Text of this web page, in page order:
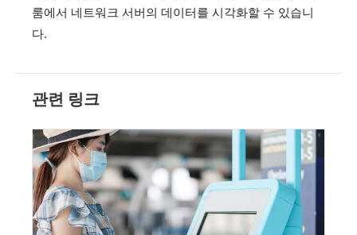
룸에서 네트워크 서버의 데이터를 시각화할 수 있습니
다.
관련 링크